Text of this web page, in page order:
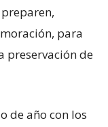
para
preservación de
de año con los